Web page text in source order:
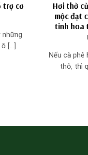
trợ cơ
những
[...]
Hơi thở
mộc đạt
tinh hoa
Nếu cà
thô, thì